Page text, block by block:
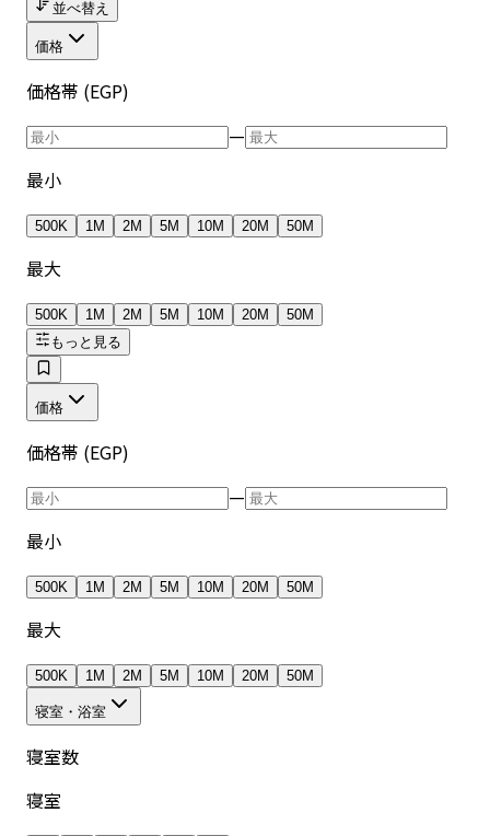
並べ替え
価格
価格帯 (EGP)
—
最小
500K 1M 2M 5M 10M 20M 50M
最大
500K 1M 2M 5M 10M 20M
50M
もっと見る
価格
価格帯 (EGP)
—
最小
500K 1M 2M 5M 10M 20M 50M
最大
500K 1M 2M 5M 10M 20M 50M
寝室・浴室
寝室数
寝室